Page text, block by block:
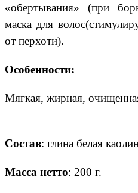
«обертывания» (при
маска для
от перхоти).
Особенности:
Мягкая, жирная,
Состав: глина белая
Масса нетто: 200 г.